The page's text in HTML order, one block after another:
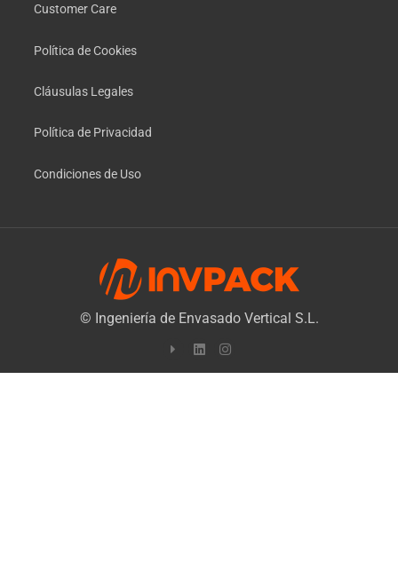
Customer Care
Política de Cookies
Cláusulas Legales
Política de Privacidad
Condiciones de Uso
© Ingeniería de Envasado Vertical S.L.